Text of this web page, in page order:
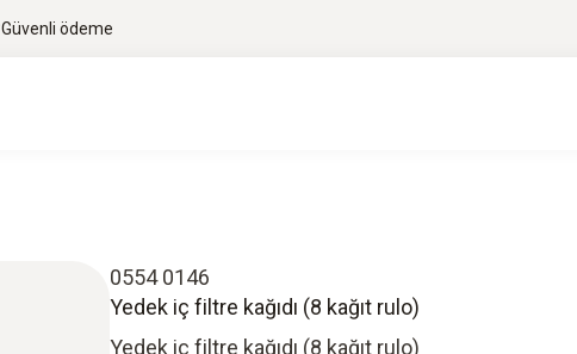
Güvenli ödeme
0554 0146
Yedek iç filtre kağıdı (8 kağıt rulo)
Yedek iç filtre kağıdı (8 kağıt rulo)